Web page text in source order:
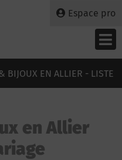
Espace pro
BIJOUX EN ALLIER - LISTE
en Allier